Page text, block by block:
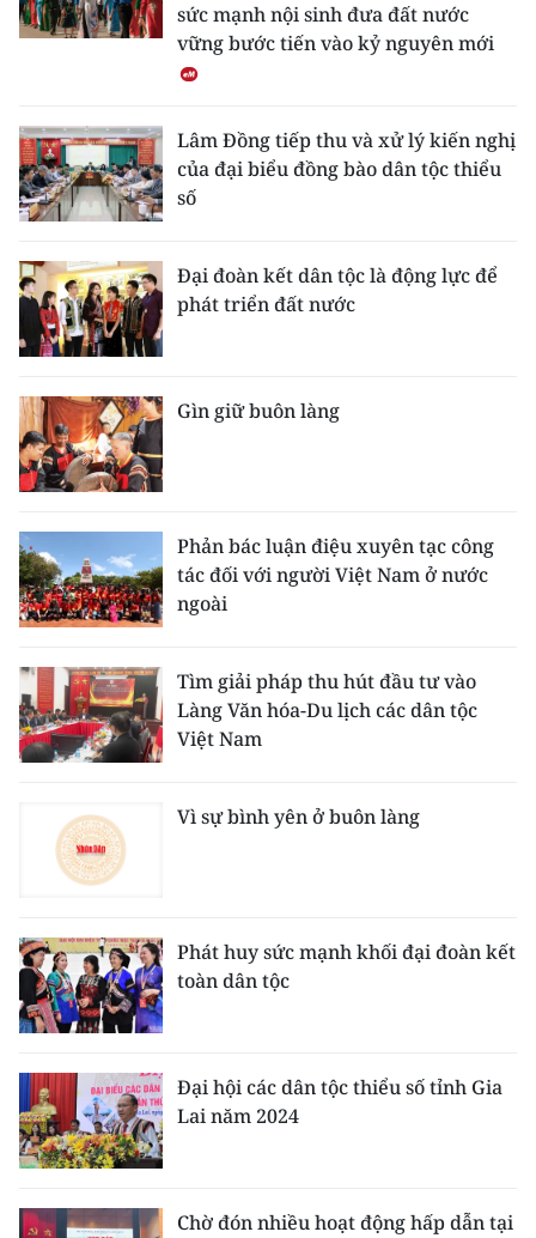
Media Kinh tế
Media Xã hội
Media Pháp luật
Media Du lịch
Media Thế giới
Media Thể thao
Media Y tế
Media Khoa học - Công nghệ
Media Môi trường
Ảnh
TIN MỚI
Trung du và miền núi phía Bắc
Đồng bằng sông Hồng
Bắc Trung Bộ
Duyên hải Nam Trung Bộ và Tây
Nguyên
Đông Nam Bộ
Đồng bằng sông Cửu Long
sức mạnh nội sinh đưa đất nước
vững bước tiến vào kỷ nguyên mới
Lâm Đồng tiếp thu và xử lý kiến nghị
của đại biểu đồng bào dân tộc thiểu
số
Đại đoàn kết dân tộc là động lực để
phát triển đất nước
Gìn giữ buôn làng
Phản bác luận điệu xuyên tạc công
tác đối với người Việt Nam ở nước
ngoài
Tìm giải pháp thu hút đầu tư vào
Làng Văn hóa-Du lịch các dân tộc
Việt Nam
Vì sự bình yên ở buôn làng
Phát huy sức mạnh khối đại đoàn kết
toàn dân tộc
Đại hội các dân tộc thiểu số tỉnh Gia
Lai năm 2024
Chờ đón nhiều hoạt động hấp dẫn tại